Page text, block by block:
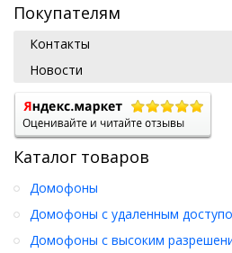
Покупателям
Контакты
Новости
Каталог товаров
Домофоны
Домофоны с удаленным
Домофоны с высоким